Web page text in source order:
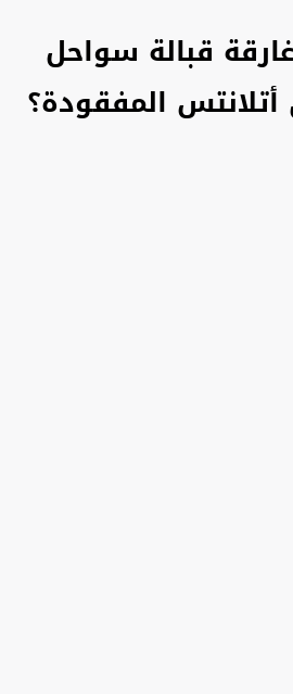
قبالة سواحل
المفقودة؟